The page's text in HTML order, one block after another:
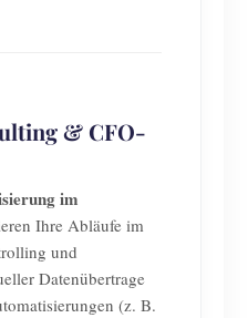
& CFO-
im
Ihre Abläufe im
und
Datenübertrage
(z. B.